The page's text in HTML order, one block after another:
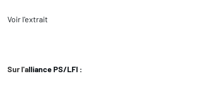
Voir l'extrait
Sur l'alliance PS/LFI :